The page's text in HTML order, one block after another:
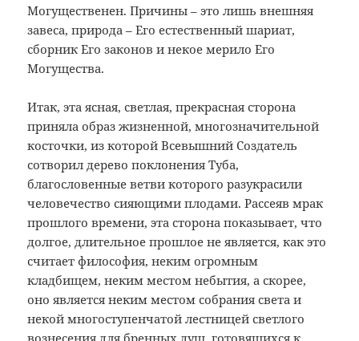
Могущественен. Причины – это лишь внешняя
завеса, природа – Его естественный шариат,
сборник Его законов и некое мерило Его
Могущества.
Итак, эта ясная, светлая, прекрасная сторона
приняла образ жизненной, многозначительной
косточки, из которой Всевышний Создатель
сотворил дерево поклонения Туба,
благословенные ветви которого разукрасили
человечество сияющими плодами. Рассеяв мрак
прошлого времени, эта сторона показывает, что
долгое, длительное прошлое не является, как это
считает философия, неким огромным
кладбищем, неким местом небытия, а скорее,
оно является неким местом собрания света и
некой многоступенчатой лестницей светлого